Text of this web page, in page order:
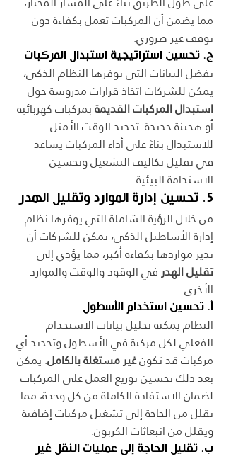
مما يضمن أن المركبات تعمل بكفاءة دون
توقف غير ضروري.
ج. تحسين استراتيجية استبدال المركبات
بفضل البيانات التي يوفرها النظام الذكي،
يمكن للشركات اتخاذ قرارات مدروسة حول
استبدال المركبات القديمة بمركبات كهربائية
أو هجينة جديدة. تحديد الوقت الأمثل
للاستبدال بناءً على أداء المركبات يساعد
في تقليل تكاليف التشغيل وتحسين
الاستدامة البيئية.
5. تحسين إدارة الموارد وتقليل الهدر
من خلال الرؤية الشاملة التي يوفرها نظام
إدارة الأساطيل الذكي، يمكن للشركات أن
تدير مواردها بكفاءة أكبر، مما يؤدي إلى
تقليل الهدر في الوقود والوقت والموارد
الأخرى.
أ. تحسين استخدام الأسطول
النظام يمكنه تحليل بيانات الاستخدام
الفعلي لكل مركبة في الأسطول وتحديد أي
مركبات قد تكون غير مستغلة بالكامل. يمكن
بعد ذلك تحسين توزيع العمل على المركبات
لضمان الاستفادة الكاملة من كل وحدة، مما
يقلل من الحاجة إلى تشغيل مركبات إضافية
ويقلل من انبعاثات الكربون.
ب. تقليل الحاجة إلى عمليات النقل غير